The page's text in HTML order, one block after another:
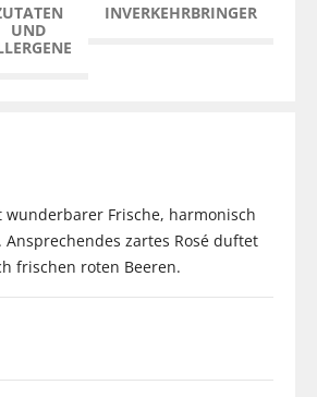
UND
INVERKEHRBRINGER
wunderbarer Frische, harmonisch
Ansprechendes zartes Rosé duftet
frischen roten Beeren.